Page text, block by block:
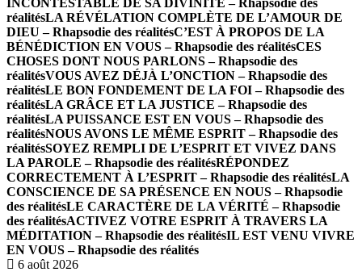
INCONTESTABLE DE SA DIVINITÉ – Rhapsodie des
réalitésLA RÉVÉLATION COMPLÈTE DE L’AMOUR DE
DIEU – Rhapsodie des réalitésC’EST À PROPOS DE LA
BÉNÉDICTION EN VOUS – Rhapsodie des réalitésCES
CHOSES DONT NOUS PARLONS – Rhapsodie des
réalitésVOUS AVEZ DÉJÀ L’ONCTION – Rhapsodie des
réalitésLE BON FONDEMENT DE LA FOI – Rhapsodie des
réalitésLA GRÂCE ET LA JUSTICE – Rhapsodie des
réalitésLA PUISSANCE EST EN VOUS – Rhapsodie des
réalitésNOUS AVONS LE MÊME ESPRIT – Rhapsodie des
réalitésSOYEZ REMPLI DE L’ESPRIT ET VIVEZ DANS
LA PAROLE – Rhapsodie des réalitésRÉPONDEZ
CORRECTEMENT À L’ESPRIT – Rhapsodie des réalitésLA
CONSCIENCE DE SA PRÉSENCE EN NOUS – Rhapsodie
des réalitésLE CARACTÈRE DE LA VÉRITÉ – Rhapsodie
des réalitésACTIVEZ VOTRE ESPRIT À TRAVERS LA
MÉDITATION – Rhapsodie des réalitésIL EST VENU VIVRE
EN VOUS – Rhapsodie des réalités
6 août 2026